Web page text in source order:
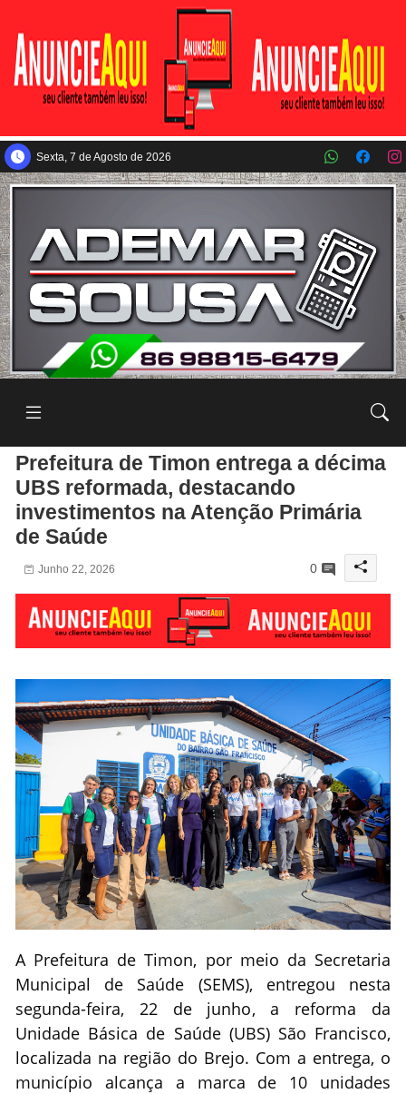
Pular para o conteúdo principal
Sexta, 7 de Agosto de 2026
Prefeitura de Timon entrega a décima
UBS reformada, destacando
investimentos na Atenção Primária
de Saúde
Junho 22, 2026 0
A Prefeitura de Timon, por meio da Secretaria
Municipal de Saúde (SEMS), entregou nesta
segunda-feira, 22 de junho, a reforma da
Unidade Básica de Saúde (UBS) São Francisco,
localizada na região do Brejo. Com a entrega, o
município alcança a marca de 10 unidades